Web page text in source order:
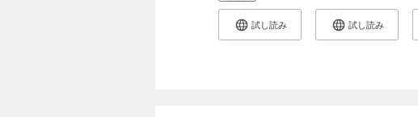
試し読み 試し読み